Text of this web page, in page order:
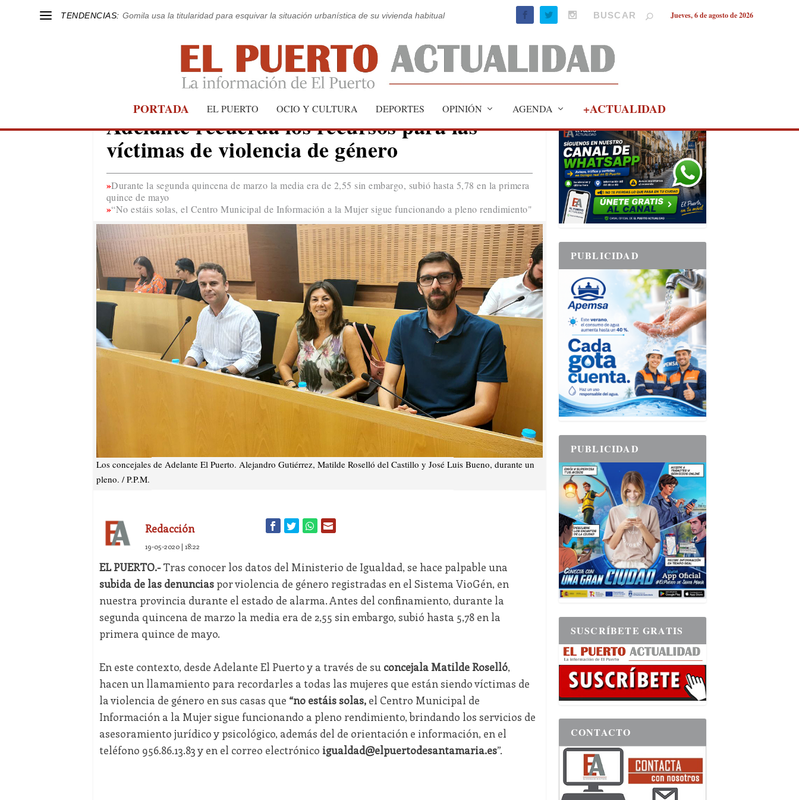
TENDENCIAS: Gomila usa la titularidad para esquivar la situación urbanística de su vivienda habitual Jueves, 6 de agosto de 2026
PORTADA EL PUERTO OCIO Y CULTURA DEPORTES OPINIÓN AGENDA +ACTUALIDAD
EL PUERTO
Adelante recuerda los recursos para las
víctimas de violencia de género
Durante la segunda quincena de marzo la media era de 2,55 sin embargo, subió hasta 5,78 en la primera
quince de mayo
“No estáis solas, el Centro Municipal de Información a la Mujer sigue funcionando a pleno rendimiento"
Los concejales de Adelante El Puerto. Alejandro Gutiérrez, Matilde Roselló del Castillo y José Luis Bueno, durante un
pleno. / P.P.M.
Redacción
19-05-2020 | 18:22
EL PUERTO.-Tras conocer los datos del Ministerio de Igualdad, se hace palpable una
subida de las denunciaspor violencia de género registradas en el Sistema VioGén, en
nuestra provincia durante el estado de alarma. Antes del confinamiento, durante la
segunda quincena de marzo la media era de 2,55 sin embargo, subió hasta 5,78 en la
primera quince de mayo.
En este contexto, desde Adelante El Puerto y a través de su concejala Matilde Roselló,
hacen un llamamiento para recordarles a todas las mujeres que están siendo víctimas de
la violencia de género en sus casas que “no estáis solas,el Centro Municipal de
Información a la Mujer sigue funcionando a pleno rendimiento, brindando los servicios de
asesoramiento jurídico y psicológico, además del de orientación e información, en el
teléfono 956.86.13.83 y en el correo electrónico igualdad@elpuertodesantamaria.es”.
PUBLICIDAD
PUBLICIDAD
PUBLICIDAD
SUSCRÍBETE GRATIS
CONTACTO